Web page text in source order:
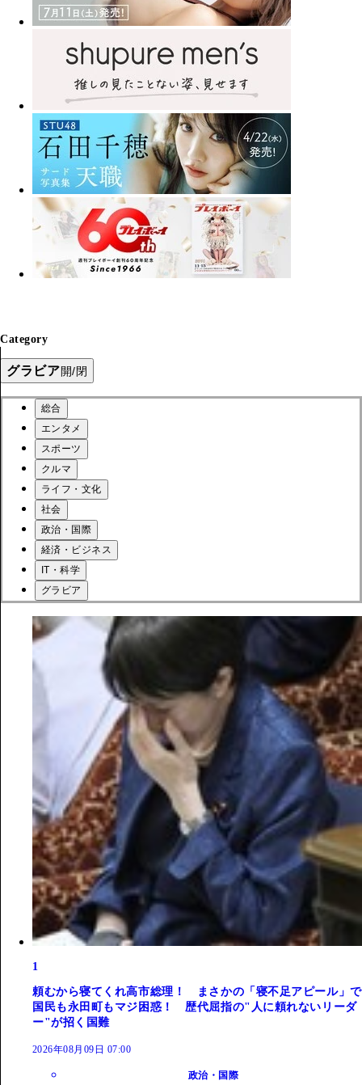
Category
グラビア開/閉
総合
エンタメ
スポーツ
クルマ
ライフ・文化
社会
政治・国際
経済・ビジネス
IT・科学
グラビア
1
頼むから寝てくれ高市総理！ まさかの「寝不足アピール」で
国民も永田町もマジ困惑！ 歴代屈指の"人に頼れないリーダ
ー"が招く国難
2026年08月09日 07:00
政治・国際